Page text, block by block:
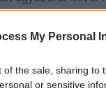
My Personal
of the sale, sharing to
or sensitive
egy-egy
abból, amit ott
tud előállítani.